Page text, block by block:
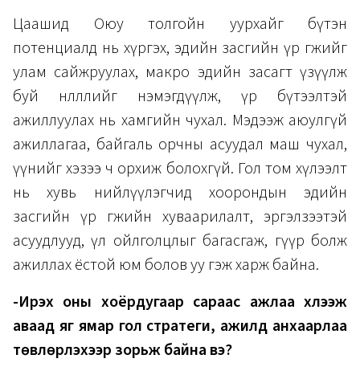
Цаашид Оюу толгойн уурхайг бүтэн
потенциалд нь хүргэх, эдийн засгийн үр өгөөжийг
улам сайжруулах, макро эдийн засагт үзүүлж
буй нөлөөллийг нэмэгдүүлж, үр бүтээлтэй
ажиллуулах нь хамгийн чухал. Мэдээж аюулгүй
ажиллагаа, байгаль орчны асуудал маш чухал,
үүнийг хэзээ ч орхиж болохгүй. Гол том хүлээлт
нь хувь нийлүүлэгчид хоорондын эдийн
засгийн үр өгөөжийн хуваарилалт, эргэлзээтэй
асуудлууд, үл ойлголцлыг багасгаж, гүүр болж
ажиллах ёстой юм болов уу гэж харж байна.
-Ирэх оны хоёрдугаар сараас ажлаа хүлээж
аваад яг ямар гол стратеги, ажилд анхаарлаа
төвлөрүүлэхээр зорьж байна вэ?